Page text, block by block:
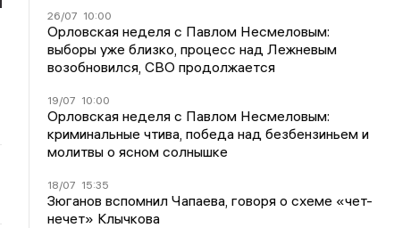
26/07 10:00
Орловская неделя с Павлом Несмеловым:
выборы уже близко, процесс над Лежневым
возобновился, СВО продолжается
19/07 10:00
Орловская неделя с Павлом Несмеловым:
криминальные чтива, победа над безбензиньем и
молитвы о ясном солнышке
18/07 15:35
Зюганов вспомнил Чапаева, говоря о схеме «чет-
нечет» Клычкова